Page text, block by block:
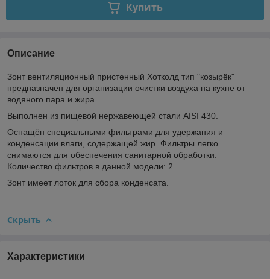
Купить
Описание
Зонт вентиляционный пристенный Хотколд тип "козырёк"
предназначен для организации очистки воздуха на кухне от
водяного пара и жира.
Выполнен из пищевой нержавеющей стали AISI 430.
Оснащён специальными фильтрами для удержания и
конденсации влаги, содержащей жир. Фильтры легко
снимаются для обеспечения санитарной обработки.
Количество фильтров в данной модели: 2.
Зонт имеет лоток для сбора конденсата.
Скрыть
Характеристики